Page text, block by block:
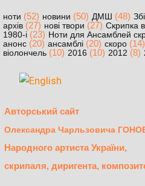
ноти (52) новини (50) ДМШ (48)
архів (27) нові твори (27) Скрипка
1980-і (23) Ноти для Ансамблей
анонс (20) ансамблі (20) скоро (14)
віолончель (10) 2016 (10) 2012 (8)
Авторський сайт
Олександра Чарльзовича
Народного артиста України,
скрипаля, диригента,